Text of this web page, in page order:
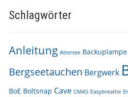
Schlagwörter
Anleitung Attersee Backuplampe
Bergseetauchen Bergwerk
BoE Boltsnap Cave CMAS Easybreathe